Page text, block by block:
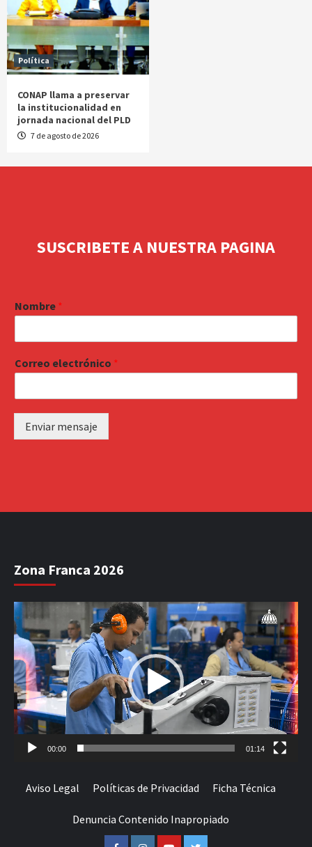
Política
CONAP llama a preservar
la institucionalidad en
jornada nacional del PLD
7 de agosto de 2026
SUSCRIBETE A NUESTRA PAGINA
Nombre *
Correo electrónico *
Enviar mensaje
Zona Franca 2026
Reproductor
de
vídeo
00:00 01:14
Aviso Legal Políticas de Privacidad Ficha Técnica
Denuncia Contenido Inapropiado